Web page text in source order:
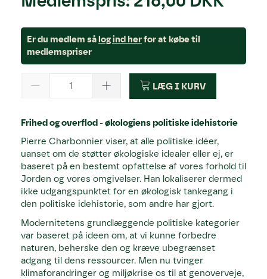
Er du medlem sålog ind herfor at købe til
medlemspriser
LÆG I KURV
Frihed og overflod - økologiens politiske idehistorie
Pierre Charbonnier viser, at alle politiske idéer,
uanset om de støtter økologiske idealer eller ej, er
baseret på en bestemt opfattelse af vores forhold til
Jorden og vores omgivelser. Han lokaliserer dermed
ikke udgangspunktet for en økologisk tankegang i
den politiske idehistorie, som andre har gjort.
Modernitetens grundlæggende politiske kategorier
var baseret på ideen om, at vi kunne forbedre
naturen, beherske den og kræve ubegrænset
adgang til dens ressourcer. Men nu tvinger
klimaforandringer og miljøkrise os til at genoverveje,